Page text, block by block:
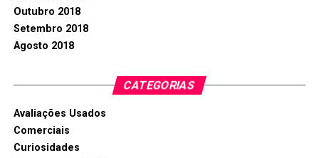
Outubro 2018
Setembro 2018
Agosto 2018
CATEGORIAS
Avaliações Usados
Comerciais
Curiosidades